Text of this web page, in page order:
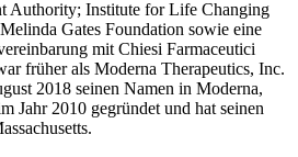
Authority; Institute for Life Changing
Gates Foundation sowie eine
mit Chiesi Farmaceutici
früher als Moderna Therapeutics, Inc.
2018 seinen Namen in Moderna,
Jahr 2010 gegründet und hat seinen